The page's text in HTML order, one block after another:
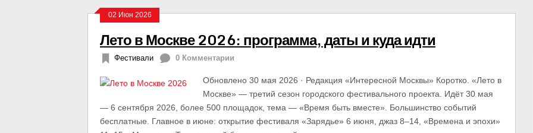
02 Июн 2026
Лето в Москве 2026: программа, даты и куда идти
Фестивали 0 Комментарии
Обновлено 30 мая 2026 · Редакция «Интересной Москвы» Коротко. «Лето в
Москве» — третий сезон городского фестивального проекта. Идёт 30 мая
— 6 сентября 2026, более 500 площадок, тема — «Время быть вместе». Большинство событий
бесплатные. Главное в июне: открытие фестиваля «Зарядье» 6 июня, джаз 8–14, «Времена и эпохи»